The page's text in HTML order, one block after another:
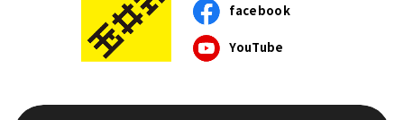
facebook
YouTube